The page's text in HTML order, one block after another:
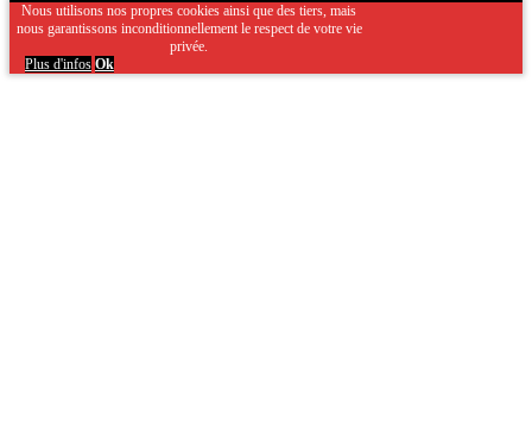
Nous utilisons nos propres cookies ainsi que des tiers, mais
nous garantissons inconditionnellement le respect de votre vie
privée.
Plus d'infos Ok